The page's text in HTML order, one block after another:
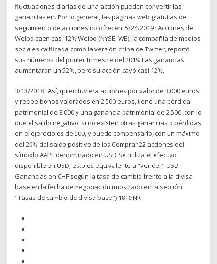
fluctuaciones diarias de una acción pueden convertir las
ganancias en. Por lo general, las páginas web gratuitas de
seguimiento de acciones no ofrecen 5/24/2019 · Acciones de
Weibo caen casi 12% Weibo (NYSE: WB), la compañía de medios
sociales calificada como la versión china de Twitter, reportó
sus números del primer trimestre del 2019. Las ganancias
aumentaron un 52%, pero su acción cayó casi 12%.
3/13/2018 · Así, quien tuviera acciones por valor de 3.000 euros
y recibe bonos valorados en 2.500 euros, tiene una pérdida
patrimonial de 3.000 y una ganancia patrimonial de 2.500, con lo
que el saldo negativo, si no existen otras ganancias o pérdidas
en el ejercicio es de 500, y puede compensarlo, con un máximo
del 20% del saldo positivo de los Comprar 22 acciones del
símbolo AAPL denominado en USD Se utiliza el efectivo
disponible en USD; esto es equivalente a "vender" USD
Ganancias en CHF según la tasa de cambio frente a la divisa
base en la fecha de negociación (mostrado en la sección
"Tasas de cambio de divisa base") 18 R/NR